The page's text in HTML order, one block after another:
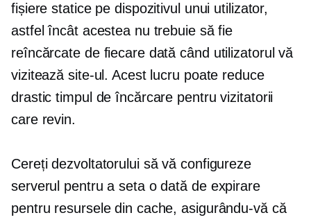
fișiere statice pe dispozitivul unui utilizator,
astfel încât acestea nu trebuie să fie
reîncărcate de fiecare dată când utilizatorul vă
vizitează site-ul. Acest lucru poate reduce
drastic timpul de încărcare pentru vizitatorii
care revin.
Cereți dezvoltatorului să vă configureze
serverul pentru a seta o dată de expirare
pentru resursele din cache, asigurându-vă că